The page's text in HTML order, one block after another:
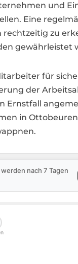
und
Eine
zu
gewährleistet
für
der
Ernstfall
in
nach 7 Tagen